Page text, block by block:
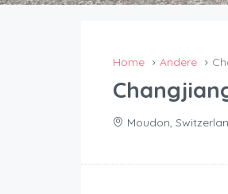
Home Andere
Moudon,